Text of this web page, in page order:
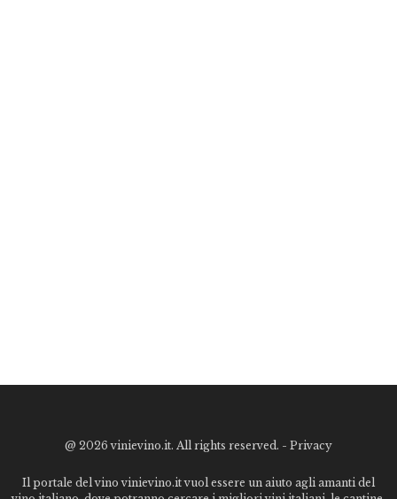
@ 2026 vinievino.it. All rights reserved. - Privacy
Il portale del vino vinievino.it vuol essere un aiuto agli amanti del